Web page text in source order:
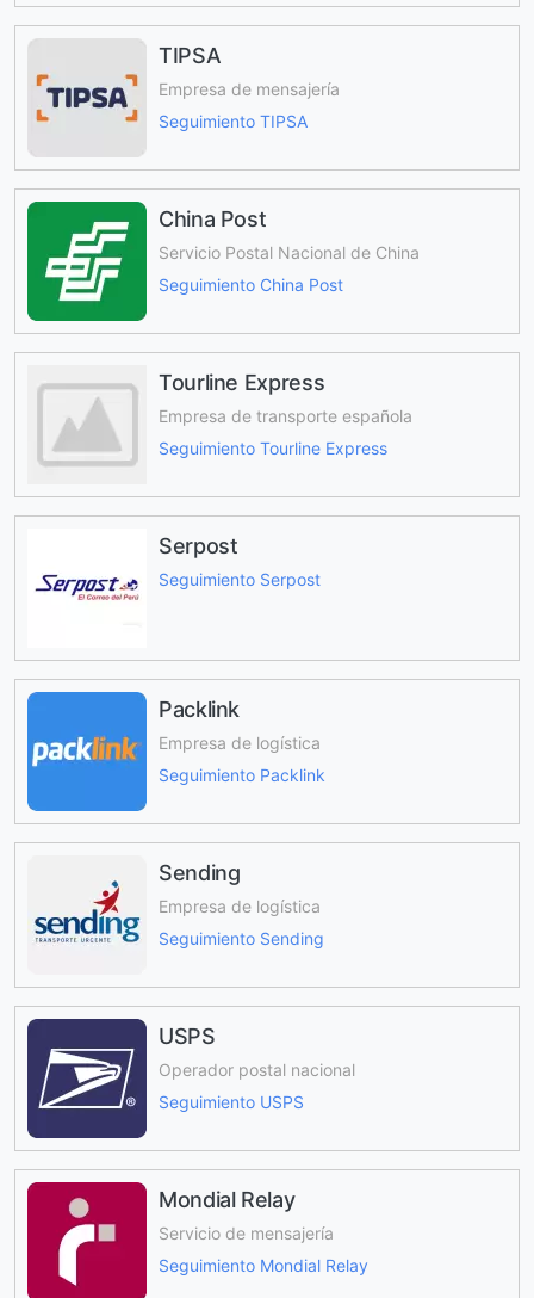
TIPSA
Empresa de mensajería
Seguimiento TIPSA
China Post
Servicio Postal Nacional de China
Seguimiento China Post
Tourline Express
Empresa de transporte española
Seguimiento Tourline Express
Serpost
Seguimiento Serpost
Packlink
Empresa de logística
Seguimiento Packlink
Sending
Empresa de logística
Seguimiento Sending
USPS
Operador postal nacional
Seguimiento USPS
Mondial Relay
Servicio de mensajería
Seguimiento Mondial Relay